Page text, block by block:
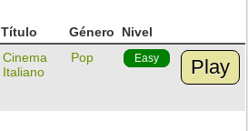
Título Género
Nivel
Cinema
Italiano
Pop Easy Play